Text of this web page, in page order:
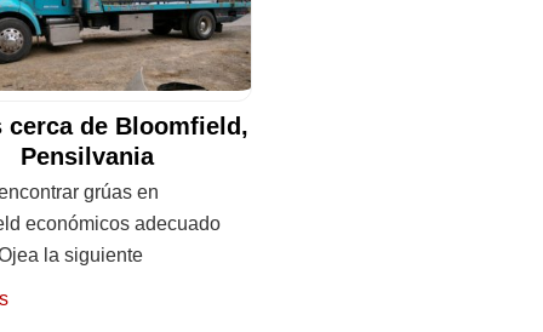
cerca de Bloomfield,
Pensilvania
grúas en
económicos adecuado
la siguiente